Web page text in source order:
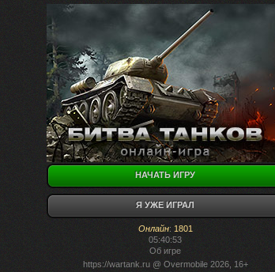
НАЧАТЬ ИГРУ
Я УЖЕ ИГРАЛ
Онлайн: 1801
05:40:53
Об игре
https://wartank.ru@ Overmobile 2026, 16+